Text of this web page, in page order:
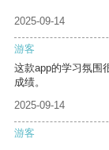
2025-09-14
游客
这款app的学习氛围
成绩。
2025-09-14
游客